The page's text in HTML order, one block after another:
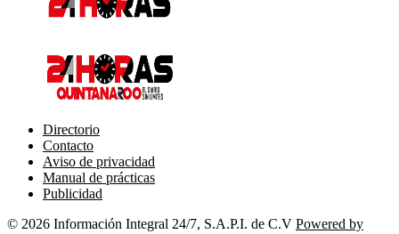
Directorio
Contacto
Aviso de privacidad
Manual de prácticas
Publicidad
© 2026 Información Integral 24/7, S.A.P.I. de C.V Powered by